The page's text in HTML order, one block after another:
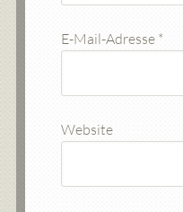
E-Mail-Adresse *
Website